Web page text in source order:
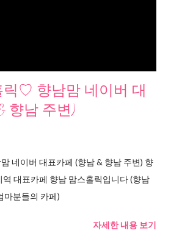
♡ 향남맘 네이버 대
향남 주변)
네이버 대표카페 (향남 & 향남 주변) 향
대표카페 향남 맘스홀릭입니다 (향남
마분들의 카페)
자세한 내용 보기